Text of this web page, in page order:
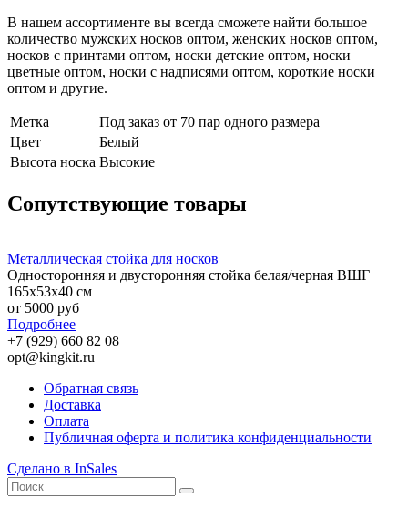
В нашем ассортименте вы всегда сможете найти большое
количество мужских носков оптом, женских носков оптом,
носков с принтами оптом, носки детские оптом, носки
цветные оптом, носки с надписями оптом, короткие носки
оптом и другие.
Метка
Под заказ от 70 пар одного размера
Цвет
Белый
Высота носка Высокие
Сопутствующие товары
Металлическая стойка для носков
Односторонняя и двусторонняя стойка белая/черная ВШГ
165х53х40 см
от 5000 руб
Подробнее
+7 (929) 660 82 08
opt@kingkit.ru
Обратная связь
Доставка
Оплата
Публичная оферта и политика конфиденциальности
Сделано в InSales